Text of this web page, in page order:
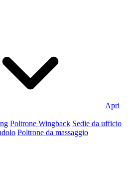
Apri
Poltrone Wingback Sedie da ufficio
Poltrone da massaggio